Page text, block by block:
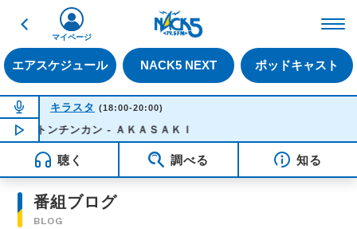
戻る
エアスケジュール NACK5 NEXT ポッドキャスト
マイページ
NOW ON AIR
キラスタ (18:00-20:00)
NOW PLAYING18:50
トンチンカン - ＡＫＡＳＡＫＩ
聴く 調べる 知る
番組ブログ
BLOG